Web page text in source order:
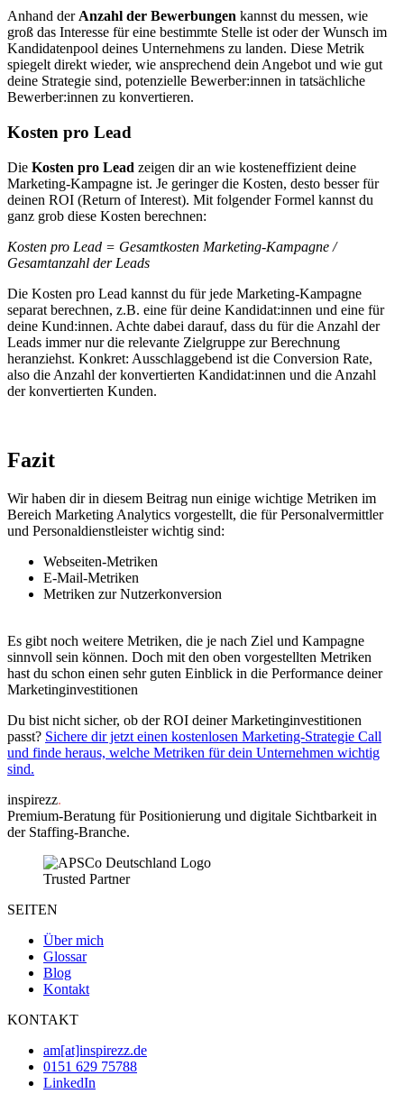
Anhand derAnzahl der Bewerbungen kannst du messen, wie
groß das Interesse für eine bestimmte Stelle ist oder der Wunsch im
Kandidatenpool deines Unternehmens zu landen. Diese Metrik
spiegelt direkt wieder, wie ansprechend dein Angebot und wie gut
deine Strategie sind, potenzielle Bewerber:innen in tatsächliche
Bewerber:innen zu konvertieren.
Kosten pro Lead
Die Kosten pro Lead zeigen dir an wie kosteneffizient deine
Marketing-Kampagne ist. Je geringer die Kosten, desto besser für
deinen ROI (Return of Interest). Mit folgender Formel kannst du
ganz grob diese Kosten berechnen:
Kosten pro Lead = Gesamtkosten Marketing-Kampagne /
Gesamtanzahl der Leads
Die Kosten pro Lead kannst du für jede Marketing-Kampagne
separat berechnen, z.B. eine für deine Kandidat:innen und eine für
deine Kund:innen. Achte dabei darauf, dass du für die Anzahl der
Leads immer nur die relevante Zielgruppe zur Berechnung
heranziehst. Konkret: Ausschlaggebend ist die Conversion Rate,
also die Anzahl der konvertierten Kandidat:innen und die Anzahl
der konvertierten Kunden.
Fazit
Wir haben dir in diesem Beitrag nun einige wichtige Metriken im
Bereich Marketing Analytics vorgestellt, die für Personalvermittler
und Personaldienstleister wichtig sind:
Webseiten-Metriken
E-Mail-Metriken
Metriken zur Nutzerkonversion
Es gibt noch weitere Metriken, die je nach Ziel und Kampagne
sinnvoll sein können. Doch mit den oben vorgestellten Metriken
hast du schon einen sehr guten Einblick in die Performance deiner
Marketinginvestitionen
Du bist nicht sicher, ob der ROI deiner Marketinginvestitionen
passt? Sichere dir jetzt einen kostenlosen Marketing-Strategie Call
und finde heraus, welche Metriken für dein Unternehmen wichtig
sind.
inspirezz.
Premium-Beratung für Positionierung und digitale Sichtbarkeit in
der Staffing-Branche.
Trusted Partner
SEITEN
Über mich
Glossar
Blog
Kontakt
KONTAKT
am[at]inspirezz.de
0151 629 75788
LinkedIn